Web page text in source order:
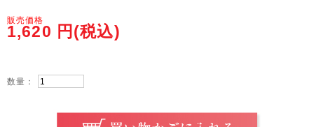
販売価格
1,620 円(税込)
数量：